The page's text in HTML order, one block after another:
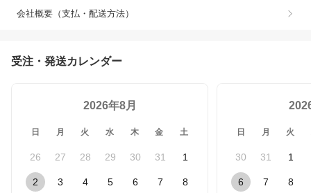
会社概要（支払・配送方法）
受注・発送カレンダー
2026年8月
日 月 火 水 木 金 土
26 27 28 29 30 31 1
2 3 4 5 6 7 8
日 月 火
30 31 1
6 7 8